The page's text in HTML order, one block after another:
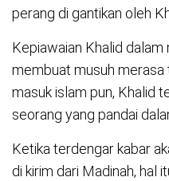
perang di gantikan oleh
Kepiawaian Khalid dalam
membuat musuh
masuk islam pun, Khalid
seorang yang pandai
Ketika terdengar kabar
di kirim dari Madinah, hal